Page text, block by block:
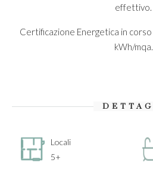
effettivo.
Certificazione Energetica in
kWh/mqa.
Locali
5+